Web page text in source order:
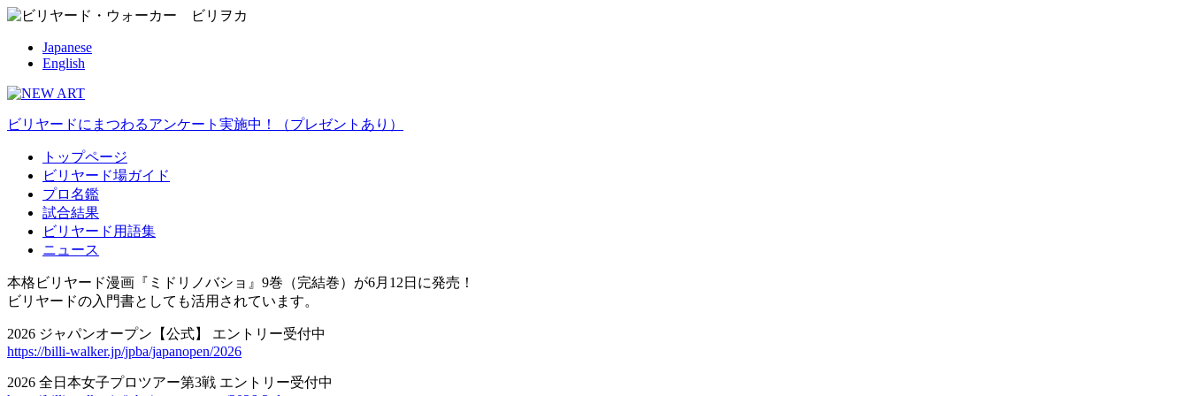
Japanese
English
ビリヤードにまつわるアンケート実施中！（プレゼントあり）
トップページ
ビリヤード場ガイド
プロ名鑑
試合結果
ビリヤード用語集
ニュース
本格ビリヤード漫画『ミドリノバショ』9巻（完結巻）が6月12日に発売！
ビリヤードの入門書としても活用されています。
2026 ジャパンオープン【公式】 エントリー受付中
https://billi-walker.jp/jpba/japanopen/2026
2026 全日本女子プロツアー第3戦 エントリー受付中